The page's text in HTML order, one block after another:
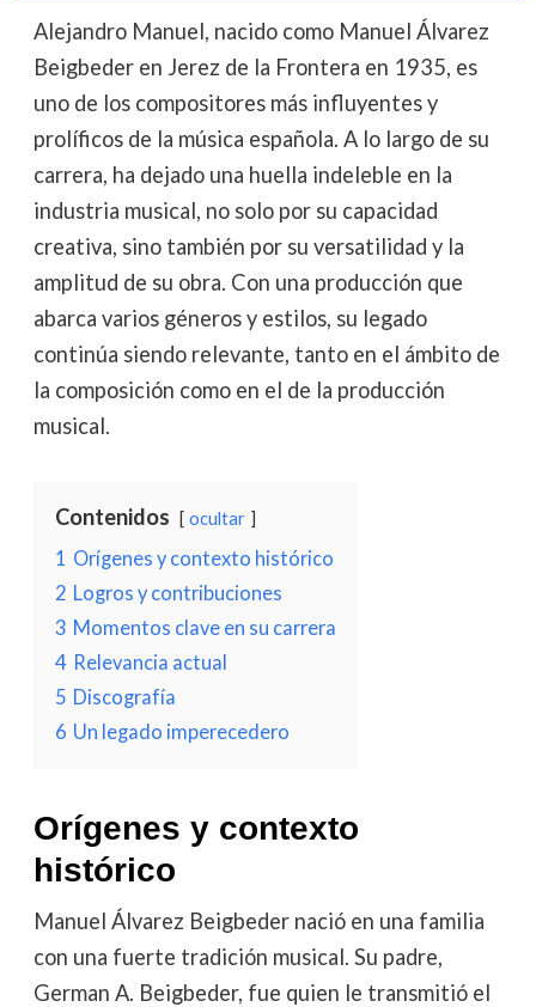
Alejandro Manuel, nacido como Manuel Álvarez
Beigbeder en Jerez de la Frontera en 1935, es
uno de los compositores más influyentes y
prolíficos de la música española. A lo largo de su
carrera, ha dejado una huella indeleble en la
industria musical, no solo por su capacidad
creativa, sino también por su versatilidad y la
amplitud de su obra. Con una producción que
abarca varios géneros y estilos, su legado
continúa siendo relevante, tanto en el ámbito de
la composición como en el de la producción
musical.
Contenidos ocultar
1 Orígenes y contexto histórico
2 Logros y contribuciones
3 Momentos clave en su carrera
4 Relevancia actual
5 Discografía
6 Un legado imperecedero
Orígenes y contexto
histórico
Manuel Álvarez Beigbeder nació en una familia
con una fuerte tradición musical. Su padre,
German A. Beigbeder, fue quien le transmitió el